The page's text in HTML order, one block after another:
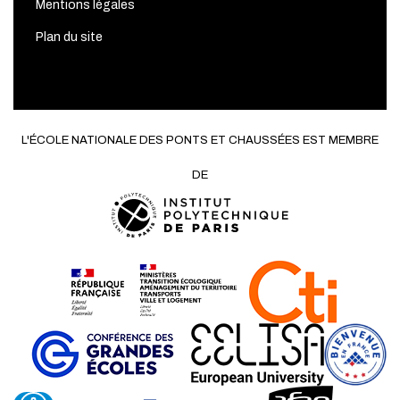
Mentions légales
Plan du site
L'ÉCOLE NATIONALE DES PONTS ET CHAUSSÉES EST MEMBRE
DE